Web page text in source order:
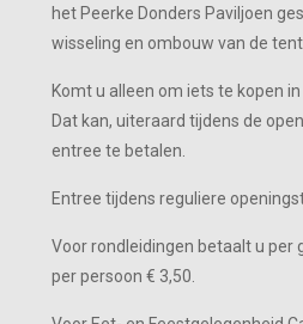
het Peerke Donders Paviljoen
wisseling en ombouw van de
Komt u alleen om iets te kopen
Dat kan, uiteraard tijdens de
entree te betalen.
Entree tijdens reguliere
Voor rondleidingen betaalt u per
per persoon € 3,50.